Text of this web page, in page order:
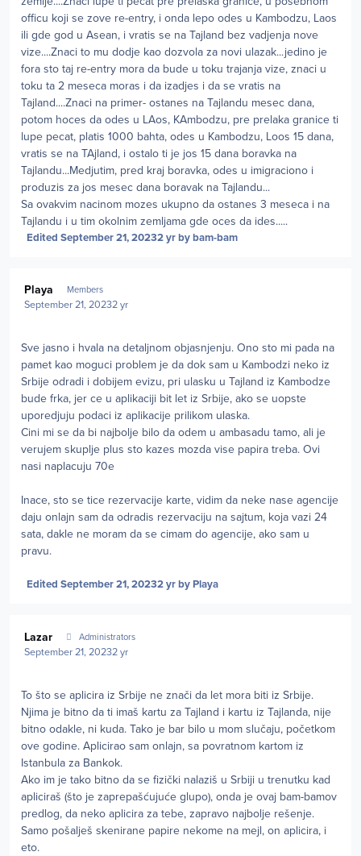
officu koji se zove re-entry, i onda lepo odes u Kambodzu, Laos
ili gde god u Asean, i vratis se na Tajland bez vadjenja nove
vize....Znaci to mu dodje kao dozvola za novi ulazak...jedino je
fora sto taj re-entry mora da bude u toku trajanja vize, znaci u
toku ta 2 meseca moras i da izadjes i da se vratis na
Tajland....Znaci na primer- ostanes na Tajlandu mesec dana,
potom hoces da odes u LAos, KAmbodzu, pre prelaka granice ti
lupe pecat, platis 1000 bahta, odes u Kambodzu, Loos 15 dana,
vratis se na TAjland, i ostalo ti je jos 15 dana boravka na
Tajlandu...Medjutim, pred kraj boravka, odes u imigraciono i
produzis za jos mesec dana boravak na Tajlandu...
Sa ovakvim nacinom mozes ukupno da ostanes 3 meseca i na
Tajlandu i u tim okolnim zemljama gde oces da ides.....
Edited September 21, 20232 yrby bam-bam
Playa Members
September 21, 20232 yr
Sve jasno i hvala na detaljnom objasnjenju. Ono sto mi pada na
pamet kao moguci problem je da dok sam u Kambodzi neko iz
Srbije odradi i dobijem evizu, pri ulasku u Tajland iz Kambodze
bude frka, jer ce u aplikaciji bit let iz Srbije, ako se uopste
uporedjuju podaci iz aplikacije prilikom ulaska.
Cini mi se da bi najbolje bilo da odem u ambasadu tamo, ali je
verujem skuplje plus sto kazes mozda vise papira treba. Ovi
nasi naplacuju 70e
Inace, sto se tice rezervacije karte, vidim da neke nase agencije
daju onlajn sam da odradis rezervaciju na sajtum, koja vazi 24
sata, dakle ne moram da se cimam do agencije, ako sam u
pravu.
Edited September 21, 20232 yrby Playa
Lazar Administrators
September 21, 20232 yr
To što se aplicira iz Srbije ne znači da let mora biti iz Srbije.
Njima je bitno da ti imaš kartu za Tajland i kartu iz Tajlanda, nije
bitno odakle, ni kuda. Tako je bar bilo u mom slučaju, početkom
ove godine. Aplicirao sam onlajn, sa povratnom kartom iz
Istanbula za Bankok.
Ako im je tako bitno da se fizički nalaziš u Srbiji u trenutku kad
apliciraš (što je zaprepašćujuće glupo), onda je ovaj bam-bamov
predlog, da neko aplicira za tebe, zapravo najbolje rešenje.
Samo pošalješ skenirane papire nekome na mejl, on aplicira, i
eto.